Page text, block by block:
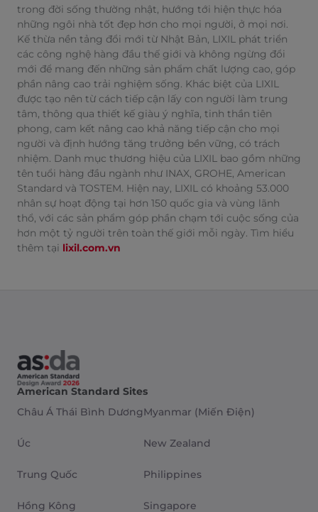
trong đời sống thường nhật, hướng tới hiện thực hóa
những ngôi nhà tốt đẹp hơn cho mọi người, ở mọi nơi.
Kế thừa nền tảng đổi mới từ Nhật Bản, LIXIL phát triển
các công nghệ hàng đầu thế giới và không ngừng đổi
mới để mang đến những sản phẩm chất lượng cao, góp
phần nâng cao trải nghiệm sống. Khác biệt của LIXIL
được tạo nên từ cách tiếp cận lấy con người làm trung
tâm, thông qua thiết kế giàu ý nghĩa, tinh thần tiên
phong, cam kết nâng cao khả năng tiếp cận cho mọi
người và định hướng tăng trưởng bền vững, có trách
nhiệm. Danh mục thương hiệu của LIXIL bao gồm những
tên tuổi hàng đầu ngành như INAX, GROHE, American
Standard và TOSTEM. Hiện nay, LIXIL có khoảng 53.000
nhân sự hoạt động tại hơn 150 quốc gia và vùng lãnh
thổ, với các sản phẩm góp phần chạm tới cuộc sống của
hơn một tỷ người trên toàn thế giới mỗi ngày. Tìm hiểu
thêm tại lixil.com.vn
American Standard Sites
Châu Á Thái Bình Dương
Úc
Trung Quốc
Hồng Kông
Myanmar (Miến Điện)
New Zealand
Philippines
Singapore